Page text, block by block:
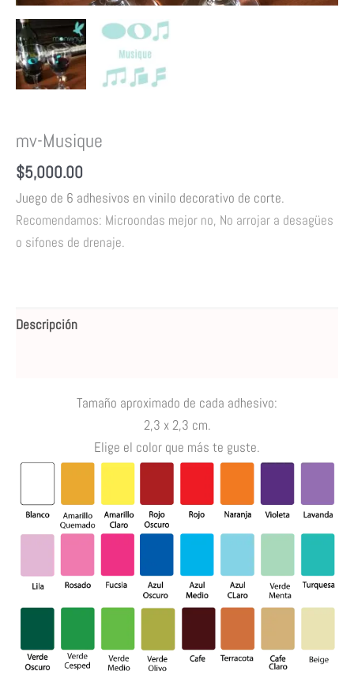
mv-Musique
$5,000.00
Juego de 6 adhesivos en vinilo decorativo de corte.
Recomendamos: Microondas mejor no, No arrojar a desagües
o sifones de drenaje.
Descripción
Tamaño aproximado de cada adhesivo:
2,3 x 2,3 cm.
Elige el color que más te guste.